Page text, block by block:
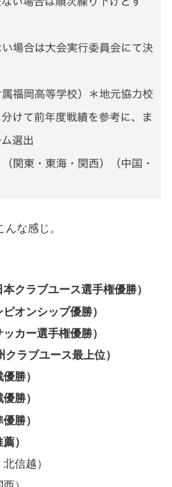
な感じ。
クラブユース選手権優勝）
オンシップ優勝）
カー選手権優勝）
ラブユース最上位）
勝）
勝）
勝）
）
信越）